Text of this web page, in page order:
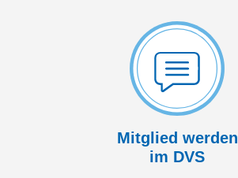
Mitglied werden
im DVS